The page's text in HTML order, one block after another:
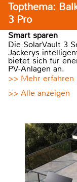
Topthema:
3 Pro
Smart sparen
Die SolarVault 3
Jackerys
bietet sich für
PV-Anlagen an.
>> Mehr erfahren
>> Alle anzeigen